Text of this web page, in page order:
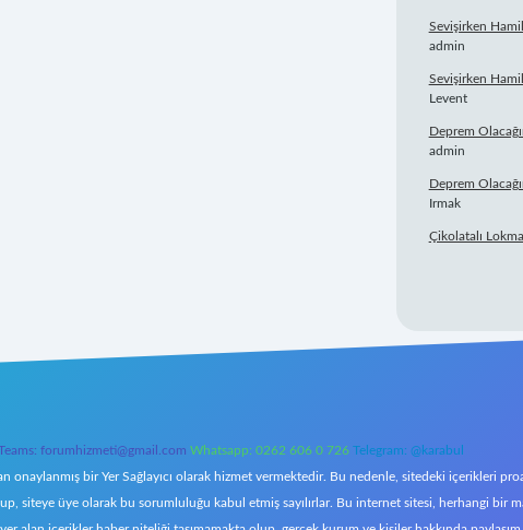
Sevişirken
admin
Sevişirken
Levent
Deprem
admin
Deprem
Irmak
Çikolatalı
forumhizmeti@gmail.com Whatsapp: 0262 606 0 726 Telegram: @karabul
bir Yer Sağlayıcı olarak hizmet vermektedir. Bu nedenle, sitedeki içerikleri
siteye üye olarak bu sorumluluğu kabul etmiş sayılırlar. Bu internet sitesi, herhangi bir